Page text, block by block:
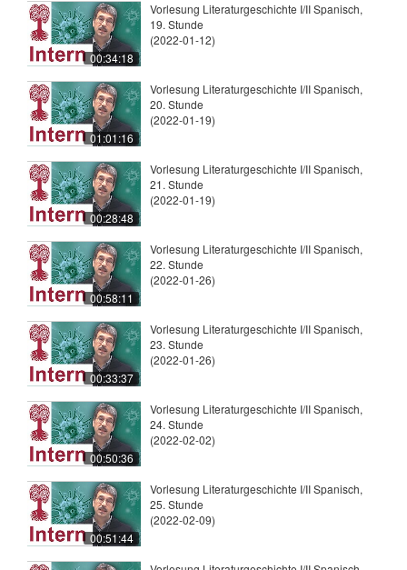
00:34:18
Vorlesung Literaturgeschichte I/II Spanisch,
19. Stunde
(2022-01-12)
01:01:16
Vorlesung Literaturgeschichte I/II Spanisch,
20. Stunde
(2022-01-19)
00:28:48
Vorlesung Literaturgeschichte I/II Spanisch,
21. Stunde
(2022-01-19)
00:58:11
Vorlesung Literaturgeschichte I/II Spanisch,
22. Stunde
(2022-01-26)
00:33:37
Vorlesung Literaturgeschichte I/II Spanisch,
23. Stunde
(2022-01-26)
00:50:36
Vorlesung Literaturgeschichte I/II Spanisch,
24. Stunde
(2022-02-02)
00:51:44
Vorlesung Literaturgeschichte I/II Spanisch,
25. Stunde
(2022-02-09)